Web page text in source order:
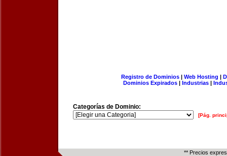
Registro de Dominios| Web Hosting |
Dominios Expirados | Industrias |
Categorías de Dominio:
[Pág.
** Precios